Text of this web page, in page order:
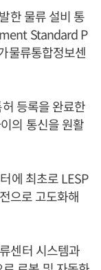
한 물류 설비 통
Standard P
물류통합정보센
등록을 완료한
의 통신을 원활
에 최초로 LESP
으로 고도화해
센터 시스템과